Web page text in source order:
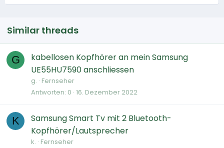
Similar threads
G
kabellosen Kopfhörer an mein Samsung
UE55HU7590 anschliessen
g. Fernseher
Antworten 0 16. Dezember 2022
K
Samsung Smart Tv mit 2 Bluetooth-
Kopfhörer/Lautsprecher
k. Fernseher